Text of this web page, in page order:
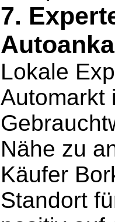
7.
Lokale
Automarkt
Nähe zu
Käufer
Standort